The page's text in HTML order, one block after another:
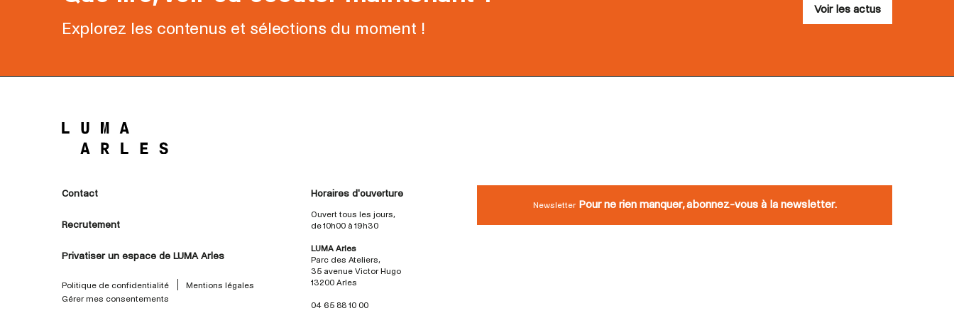
Explorez les contenus et sélections du moment !
Voir les actus
Contact
Recrutement
Privatiser un espace de LUMA Arles
Politique de confidentialité
Mentions légales
Gérer mes consentements
Horaires d'ouverture
Ouvert tous les jours,
de 10h00 à 19h30
LUMA Arles
Parc des Ateliers,
35 avenue Victor Hugo
13200 Arles
04 65 88 10 00
Newsletter Pour ne rien manquer, abonnez-vous à la newsletter.